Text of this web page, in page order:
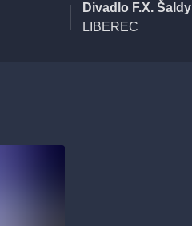
Divadlo F.X. Šaldy
LIBEREC